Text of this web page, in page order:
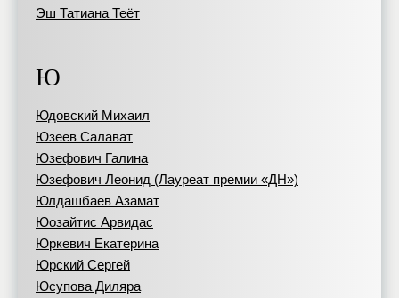
Эш Татиана Теёт
Ю
Юдовский Михаил
Юзеев Салават
Юзефович Галина
Юзефович Леонид (Лауреат премии «ДН»)
Юлдашбаев Азамат
Юозайтис Арвидас
Юркевич Екатерина
Юрский Сергей
Юсупова Диляра